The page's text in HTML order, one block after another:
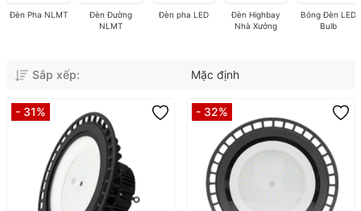
Đèn Pha NLMT
Đèn Đường
NLMT
Đèn pha LED
Đèn Highbay
Nhà Xưởng
Bóng Đèn LED
Bulb
Sắp xếp: Mặc định
- 31% - 32%